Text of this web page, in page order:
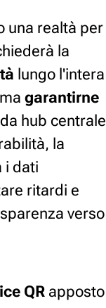
una realtà per
la
lungo l'intera
garantirne
hub centrale
la
i dati
ritardi e
verso
QR apposto